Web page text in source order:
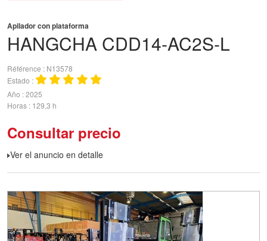
HANGCHA CDD14-AC2S-L
Apilador con plataforma
Référence
N13578
Estado
Año 2025
Horas 129,3 h
Consultar precio
Ver el anuncio en detalle